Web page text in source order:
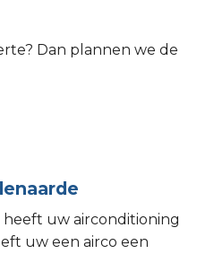
Dan plannen we de
heeft uw airconditioning
uw een airco een